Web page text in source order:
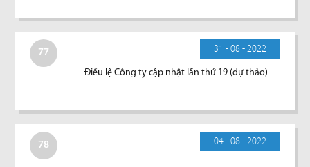
77 31 - 08 - 2022
Điều lệ Công ty cập nhật lần thứ 19 (dự thảo)
78 04 - 08 - 2022